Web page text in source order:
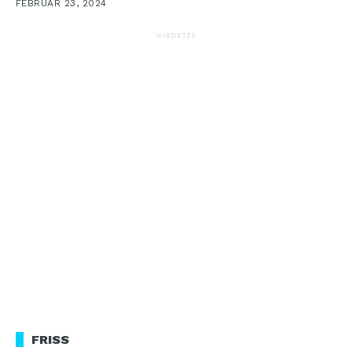
FEBRUÁR 23, 2024
HIRDETÉS
FRISS